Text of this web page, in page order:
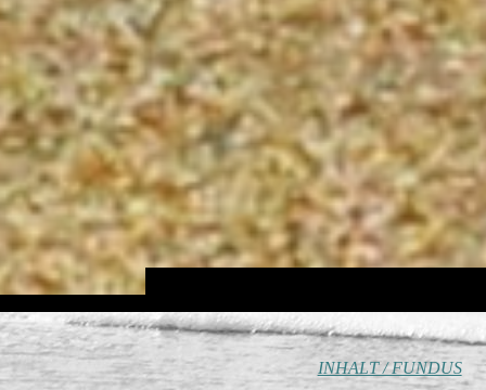
INHALT / FUNDUS